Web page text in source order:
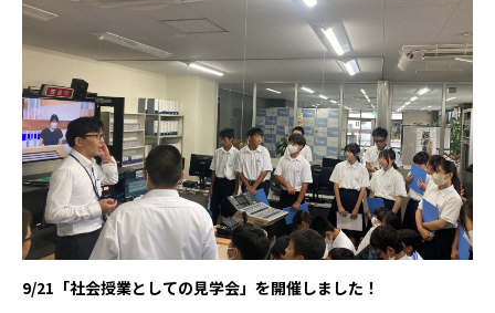
9/21「社会授業としての見学会」を開催しました！